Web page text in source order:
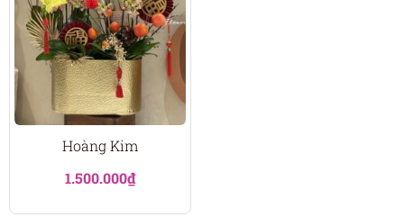
Hoàng Kim
1.500.000₫